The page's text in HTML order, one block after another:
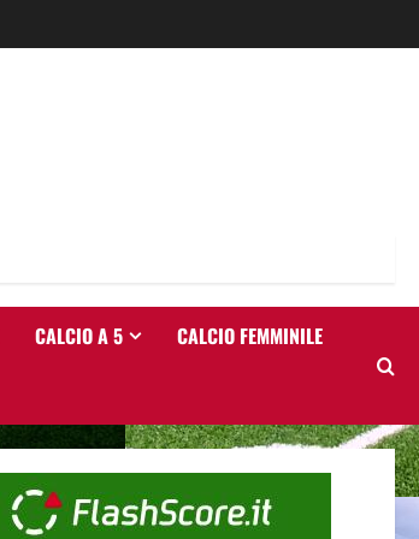
CALCIO A 5 CALCIO FEMMINILE